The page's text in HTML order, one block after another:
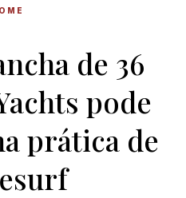
de 36
pode
prática de